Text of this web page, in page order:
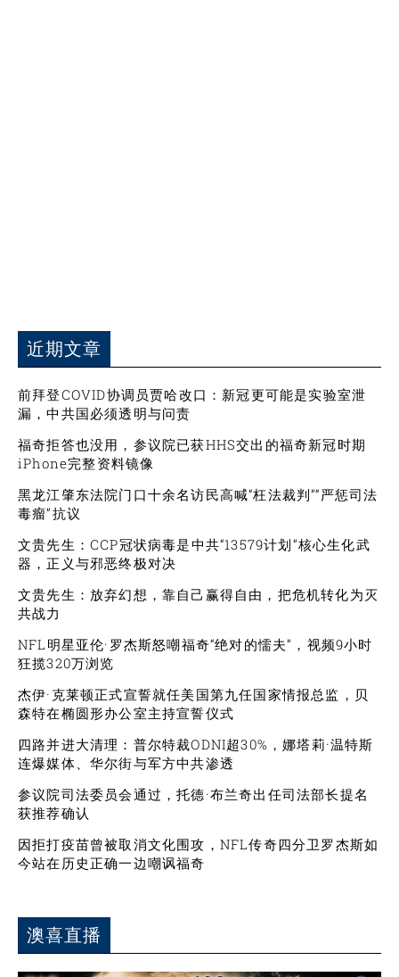
近期文章
前拜登COVID协调员贾哈改口：新冠更可能是实验室泄
漏，中共国必须透明与问责
福奇拒答也没用，参议院已获HHS交出的福奇新冠时期
iPhone完整资料镜像
黑龙江肇东法院门口十余名访民高喊“枉法裁判”“严惩司法
毒瘤”抗议
文贵先生：CCP冠状病毒是中共“13579计划”核心生化武
器，正义与邪恶终极对决
文贵先生：放弃幻想，靠自己赢得自由，把危机转化为灭
共战力
NFL明星亚伦·罗杰斯怒嘲福奇“绝对的懦夫”，视频9小时
狂揽320万浏览
杰伊·克莱顿正式宣誓就任美国第九任国家情报总监，贝
森特在椭圆形办公室主持宣誓仪式
四路并进大清理：普尔特裁ODNI超30%，娜塔莉·温特斯
连爆媒体、华尔街与军方中共渗透
参议院司法委员会通过，托德·布兰奇出任司法部长提名
获推荐确认
因拒打疫苗曾被取消文化围攻，NFL传奇四分卫罗杰斯如
今站在历史正确一边嘲讽福奇
澳喜直播